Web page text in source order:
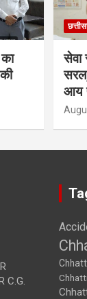
सेवा
आय
C.G.